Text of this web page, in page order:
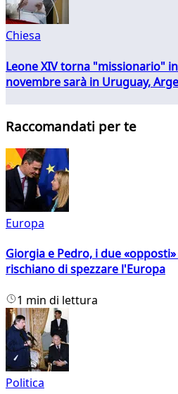
Chiesa
Leone XIV torna "missionario"
novembre sarà in Uruguay,
Raccomandati per te
Europa
Giorgia e Pedro, i due
rischiano di spezzare l'Europa
1 min di lettura
Politica